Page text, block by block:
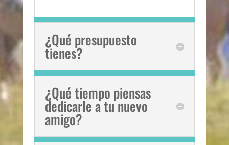
¿Qué presupuesto
tienes?
¿Qué tiempo piensas
dedicarle a tu nuevo
amigo?